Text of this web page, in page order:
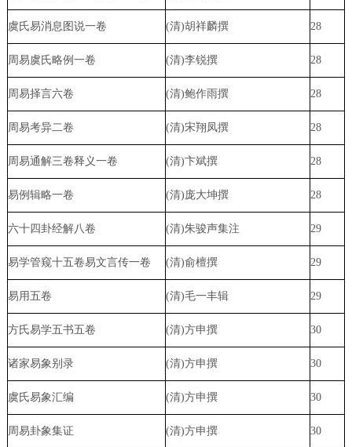
虞氏易消息图说一卷 (清)胡祥麟撰 28
周易虞氏略例一卷 (清)李锐撰 28
周易择言六卷 (清)鲍作雨撰 28
周易考异二卷 (清)宋翔凤撰 28
周易通解三卷释义一卷 (清)卞斌撰 28
易例辑略一卷 (清)庞大坤撰 28
六十四卦经解八卷 (清)朱骏声集注 29
易学管窥十五卷易文言传一卷 (清)俞檀撰 29
易用五卷 (清)毛一丰辑 29
方氏易学五书五卷 (清)方申撰 30
诸家易象别录 (清)方申撰 30
虞氏易象汇编 (清)方申撰 30
周易卦象集证 (清)方申撰 30